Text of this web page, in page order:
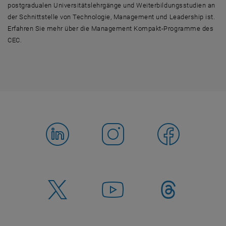
postgradualen Universitätslehrgänge und Weiterbildungsstudien an
der Schnittstelle von Technologie, Management und Leadership ist.
Erfahren Sie mehr über die Management Kompakt-Programme des
CEC.